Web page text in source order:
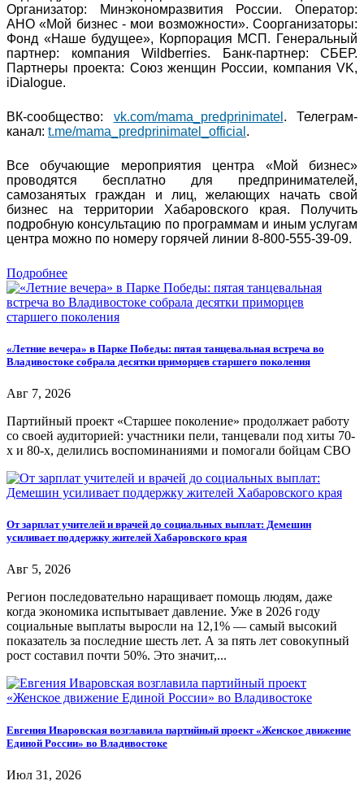
Организатор: Минэкономразвития России. Оператор:
АНО «Мой бизнес - мои возможности». Соорганизаторы:
Фонд «Наше будущее», Корпорация МСП. Генеральный
партнер: компания Wildberries. Банк-партнер: СБЕР.
Партнеры проекта: Союз женщин России, компания VK,
iDialogue.
ВК-сообщество: vk.com/mama_predprinimatel . Телеграм-
канал: t.me/mama_predprinimatel_official .
Все обучающие мероприятия центра «Мой бизнес»
проводятся бесплатно для предпринимателей,
самозанятых граждан и лиц, желающих начать свой
бизнес на территории Хабаровского края. Получить
подробную консультацию по программам и иным услугам
центра можно по номеру горячей линии 8-800-555-39-09.
Подробнее
«Летние вечера» в Парке Победы: пятая танцевальная встреча во
Владивостоке собрала десятки приморцев старшего поколения
Авг 7, 2026
Партийный проект «Старшее поколение» продолжает работу
со своей аудиторией: участники пели, танцевали под хиты 70-
х и 80-х, делились воспоминаниями и помогали бойцам СВО
От зарплат учителей и врачей до социальных выплат: Демешин
усиливает поддержку жителей Хабаровского края
Авг 5, 2026
Регион последовательно наращивает помощь людям, даже
когда экономика испытывает давление. Уже в 2026 году
социальные выплаты выросли на 12,1% — самый высокий
показатель за последние шесть лет. А за пять лет совокупный
рост составил почти 50%. Это значит,...
Евгения Иваровская возглавила партийный проект «Женское движение
Единой России» во Владивостоке
Июл 31, 2026